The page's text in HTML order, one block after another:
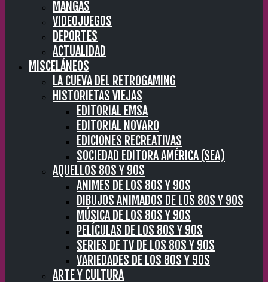
MANGAS
VIDEOJUEGOS
DEPORTES
ACTUALIDAD
MISCELÁNEOS
LA CUEVA DEL RETROGAMING
HISTORIETAS VIEJAS
EDITORIAL EMSA
EDITORIAL NOVARO
EDICIONES RECREATIVAS
SOCIEDAD EDITORA AMÉRICA (SEA)
AQUELLOS 80S Y 90S
ANIMES DE LOS 80S Y 90S
DIBUJOS ANIMADOS DE LOS 80S Y 90S
MÚSICA DE LOS 80S Y 90S
PELÍCULAS DE LOS 80S Y 90S
SERIES DE TV DE LOS 80S Y 90S
VARIEDADES DE LOS 80S Y 90S
ARTE Y CULTURA